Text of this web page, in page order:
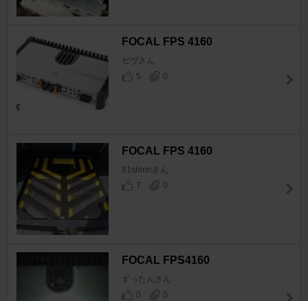
FOCAL FPS 4160
ゼヴさん
5
0
FOCAL FPS 4160
81shinnさん
7
0
FOCAL FPS4160
ずったんさん
0
0